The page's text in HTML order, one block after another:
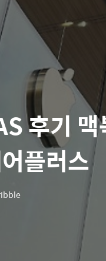
후기
플러스